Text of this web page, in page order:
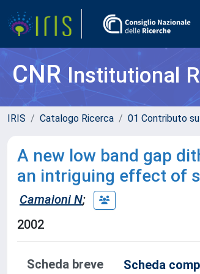
CNRInstitutional
IRIS Catalogo Ricerca 01 Contributo
A new low band gap
an intriguing effect of
Camaioni N;
2002
Scheda breve Scheda